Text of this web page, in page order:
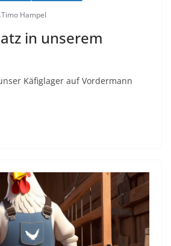
Timo Hampel
in unserem
Käfiglager auf Vordermann